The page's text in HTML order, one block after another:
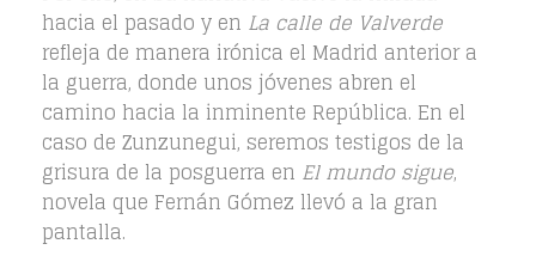
hacia el pasado y en La calle de Valverde
refleja de manera irónica el Madrid anterior a
la guerra, donde unos jóvenes abren el
camino hacia la inminente República. En el
caso de Zunzunegui, seremos testigos de la
grisura de la posguerra en El mundo sigue,
novela que Fernán Gómez llevó a la gran
pantalla.